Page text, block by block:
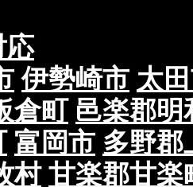
応
伊勢崎市 太
倉町 邑楽郡明
富岡市 多野郡
村 甘楽郡甘楽